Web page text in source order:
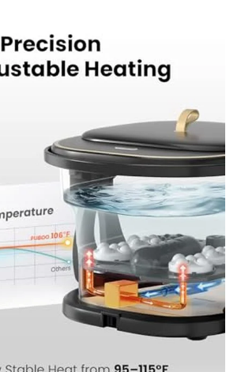
longue journée à la
maison. Se replie à
seulement 14 cm, ce qui
le rend facile à ranger
porte, ou dans un petit
appartement sans
prendre beaucoup de
place Utilisation sûre et
idéale pour tout le
monde : pour plus de
sécurité, utilisez dans
un endroit intérieur sec
pour protéger la carte
d'alimentation et éviter
l'arrêt automatique. Ce
spa pour les pieds est
parfait pour les adultes
heures debout tels que